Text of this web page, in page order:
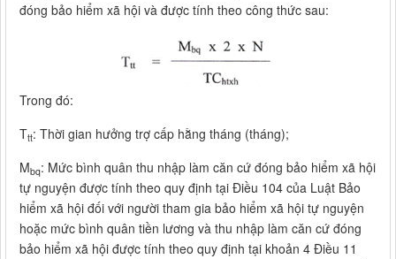
đóng bảo hiểm xã hội và được tính theo công thức sau:
Trong đó:
Ttt: Thời gian hưởng trợ cấp hằng tháng (tháng);
Mbq: Mức bình quân thu nhập làm căn cứ đóng bảo hiểm xã hội
tự nguyện được tính theo quy định tại Điều 104 của Luật Bảo
hiểm xã hội đối với người tham gia bảo hiểm xã hội tự nguyện
hoặc mức bình quân tiền lương và thu nhập làm căn cứ đóng
bảo hiểm xã hội được tính theo quy định tại khoản 4 Điều 11